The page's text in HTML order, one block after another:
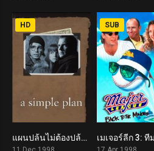
7.5
HD
แผนปล้นไม่ต้องปล้น A Simple Plan (1998)
SUB